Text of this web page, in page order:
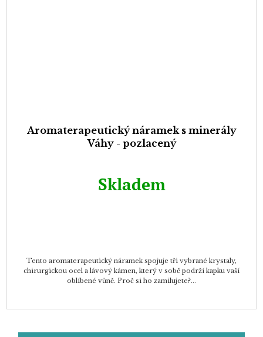
Aromaterapeutický náramek s minerály
Váhy - pozlacený
Skladem
Tento aromaterapeutický náramek spojuje tři vybrané krystaly,
chirurgickou ocel a lávový kámen, který v sobě podrží kapku vaší
oblíbené vůně. Proč si ho zamilujete?...